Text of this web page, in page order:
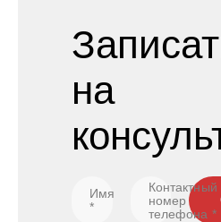
на
Имя
*
Контактный
номер
телефона *